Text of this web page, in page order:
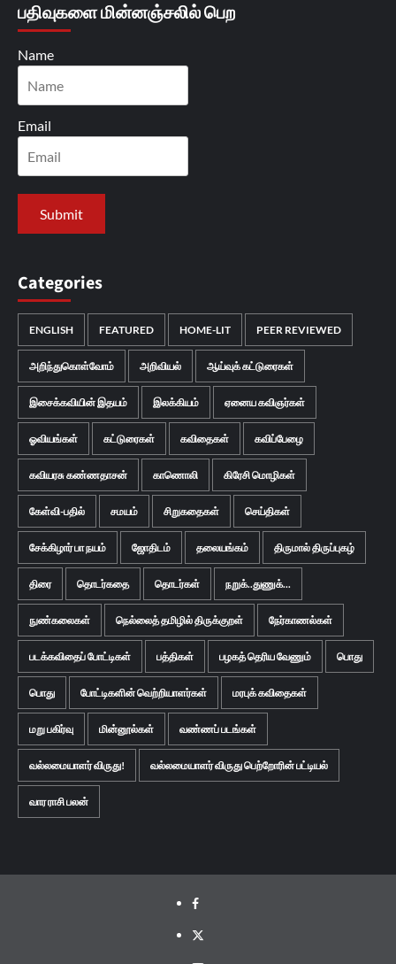
பதிவுகளை மின்னஞ்சலில் பெற
Name
Email
Categories
ENGLISH FEATURED HOME-LIT PEER REVIEWED
அறிந்துகொள்வோம் அறிவியல் ஆய்வுக் கட்டுரைகள்
இசைக்கவியின் இதயம் இலக்கியம் ஏனைய கவிஞர்கள்
ஓவியங்கள் கட்டுரைகள் கவிதைகள் கவிப்பேழை
கவியரசு கண்ணதாசன் காணொலி கிரேசி மொழிகள்
கேள்வி-பதில் சமயம் சிறுகதைகள் செய்திகள்
சேக்கிழார் பா நயம் ஜோதிடம் தலையங்கம் திருமால் திருப்புகழ்
திரை தொடர்கதை தொடர்கள் நறுக்..துணுக்...
நுண்கலைகள் நெல்லைத் தமிழில் திருக்குறள் நேர்காணல்கள்
படக்கவிதைப் போட்டிகள் பத்திகள் பழகத் தெரிய வேணும் பொது
பொது போட்டிகளின் வெற்றியாளர்கள் மரபுக் கவிதைகள்
மறு பகிர்வு மின்னூல்கள் வண்ணப் படங்கள்
வல்லமையாளர் விருது! வல்லமையாளர் விருது பெற்றோரின் பட்டியல்
வார ராசி பலன்
Facebook
Twitter